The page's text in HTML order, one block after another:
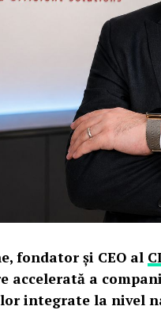
fondator și CEO al
accelerată a
integrate la nivel